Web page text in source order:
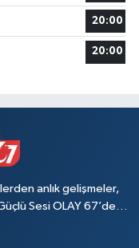
20:00
20:00
anlık gelişmeler,
Sesi OLAY 67’de…